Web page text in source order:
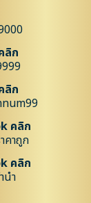
ลิก
ลิก
คลิก
คาถูก
คลิก
นำ